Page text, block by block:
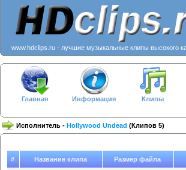
www.hdclips.ru - лучшие музыкальные клипы высокого
Главная Информация Клипы
Исполнитель - Hollywood Undead (Клипов 5)
# Название клипа Размер файла